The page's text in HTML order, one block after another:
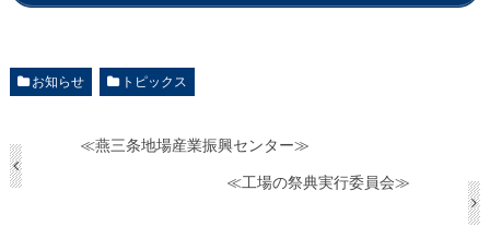
お知らせ トピックス
≪燕三条地場産業振興センター≫
≪工場の祭典実行委員会≫